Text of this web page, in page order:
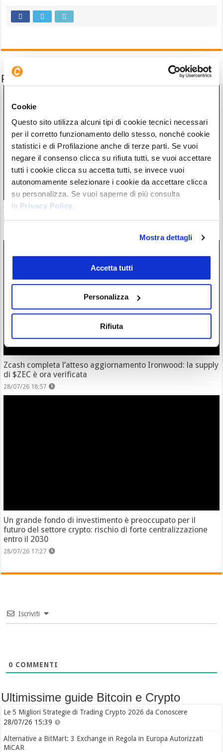
Cookie
Questo sito utilizza alcuni tipi di cookie tecnici necessari
per il corretto funzionamento dello stesso, nonché cookie
statistici e di Profilazione anche di terze parti. Se vuoi
negare il consenso clicca su rifiuta tutti, se vuoi accettare
tutti i cookie clicca su accetta tutti, se invece vuoi
autonomamente selezionare i cookie da accettare clicca
su personalizza. Se vuoi saperne di più consulta
la Privacy Policy.
Mostra dettagli
Accetta tutti
Personalizza
Rifiuta
Potrebbe interessarti anche
Il “nuovo Warren Buffett” crolla insieme all’AI. Da marzo
però è ancora leader
Zcash completa l’atteso aggiornamento Ironwood: la supply
di $ZEC è ora verificata
28/07/26 18:57
Un grande fondo di investimento è preoccupato per il
futuro del settore crypto: rischio di forte centralizzazione
entro il 2030
28/07/26 17:27
Iscriviti
0 COMMENTI
Ultimissime guide Bitcoin e Crypto
Le 5 Migliori Strategie di Trading Crypto 2026 da Conoscere
28/07/26 15:39
Alternative a BitMart: 3 Exchange in Regola in Europa Autorizzati
MiCAR